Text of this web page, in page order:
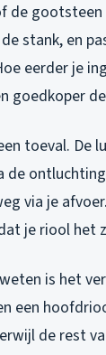
de gootsteen
stank, en
eerder je
goedkoper
toeval. De
de
via je
je riool het
is het
een
de rest